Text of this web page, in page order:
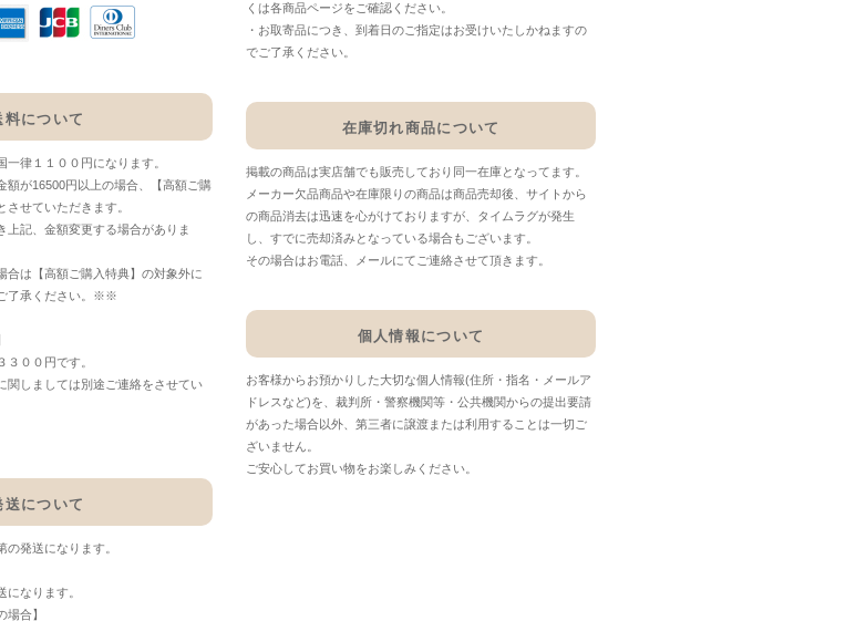
料について
律１１００円になります。
額が16500円以上の場合、【高額ご購
させていただきます。
記、金額変更する場合がありま
は【高額ご購入特典】の対象外に
了承ください。※※
００円です。
関しましては別途ご連絡をさせてい
送について
の発送になります。
になります。
場合】
くは各商品ページをご確認ください。
・お取寄品につき、到着日のご指定はお受けいたしかねますの
でご了承ください。
在庫切れ商品について
掲載の商品は実店舗でも販売しており同一在庫となってます。
メーカー欠品商品や在庫限りの商品は商品売却後、サイトから
の商品消去は迅速を心がけておりますが、タイムラグが発生
し、すでに売却済みとなっている場合もございます。
その場合はお電話、メールにてご連絡させて頂きます。
個人情報について
お客様からお預かりした大切な個人情報(住所・指名・メールア
ドレスなど)を、裁判所・警察機関等・公共機関からの提出要請
があった場合以外、第三者に譲渡または利用することは一切ご
ざいません。
ご安心してお買い物をお楽しみください。